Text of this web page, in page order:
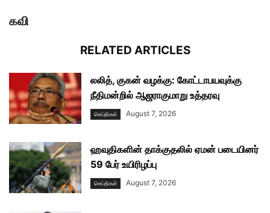
கவி
RELATED ARTICLES
லலித், குகன் வழக்கு: கோட்டாபயவுக்கு
நீதிமன்றில் ஆஜராகுமாறு உத்தரவு
செய்திகள் August 7, 2026
ஹவுதிகளின் தாக்குதலில் ஏமன் படையினர்
59 பேர் உயிரிழப்பு
செய்திகள் August 7, 2026